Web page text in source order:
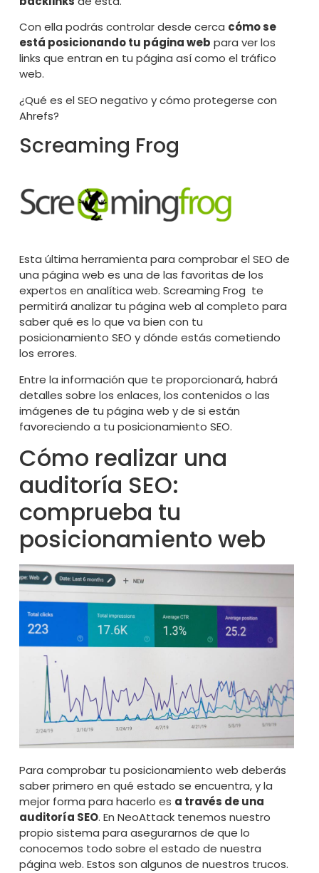
Con ella podrás controlar desde cerca cómo se
está posicionando tu página web para ver los
links que entran en tu página así como el tráfico
web.
¿Qué es el SEO negativo y cómo protegerse con
Ahrefs?
Screaming Frog
Esta última herramienta para comprobar el SEO de
una página web es una de las favoritas de los
expertos en analítica web. Screaming Frog te
permitirá analizar tu página web al completo para
saber qué es lo que va bien con tu
posicionamiento SEO y dónde estás cometiendo
los errores.
Entre la información que te proporcionará, habrá
detalles sobre los enlaces, los contenidos o las
imágenes de tu página web y de si están
favoreciendo a tu posicionamiento SEO.
Cómo realizar una
auditoría SEO:
comprueba tu
posicionamiento web
Para comprobar tu posicionamiento web deberás
saber primero en qué estado se encuentra, y la
mejor forma para hacerlo es a través de una
auditoría SEO. En NeoAttack tenemos nuestro
propio sistema para asegurarnos de que lo
conocemos todo sobre el estado de nuestra
página web. Estos son algunos de nuestros trucos.